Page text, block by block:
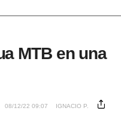
MTB en una
08/12/22 09:07 IGNACIO P.